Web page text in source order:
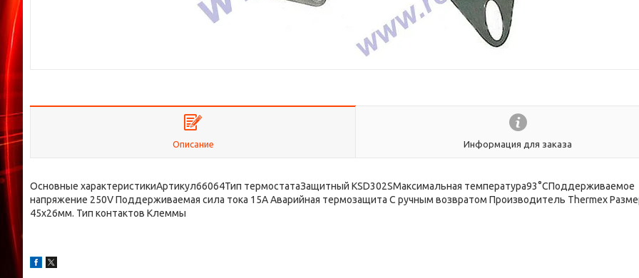
Описание Информация для заказа
Основные характеристикиАртикул66064Тип термостатаЗащитный KSD302SМаксимальная температура93°СПоддерживаемое
напряжение 250V Поддерживаемая сила тока 15А Аварийная термозащита С ручным возвратом Производитель Thermex
45х26мм. Тип контактов Клеммы